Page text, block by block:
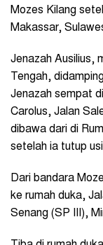
Mozes Kilang
Makassar,
Jenazah Ausilius,
Tengah,
Jenazah sempat
Carolus, Jalan
dibawa dari di
setelah ia tutup
Dari bandara
ke rumah duka,
Senang (SP III),